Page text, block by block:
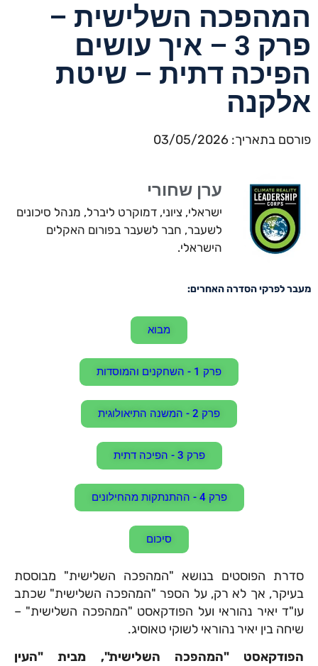
המהפכה השלישית –
פרק 3 – איך עושים
הפיכה דתית – שיטת
אלקנה
פורסם בתאריך: 03/05/2026
ערן שחורי
ישראלי, ציוני, דמוקרט ליברל, מנהל סיכונים
לשעבר, חבר לשעבר בפורום האקלים
הישראלי.
מעבר לפרקי הסדרה האחרים:
מבוא
פרק 1 - השחקנים והמוסדות
פרק 2 - המשנה התיאולוגית
פרק 3 - הפיכה דתית
פרק 4 - ההתנתקות מהחילונים
סיכום
סדרת הפוסטים בנושא "המהפכה השלישית" מבוססת
בעיקר, אך לא רק, על הספר "המהפכה השלישית" שכתב
עו"ד יאיר נהוראי ועל הפודקאסט "המהפכה השלישית" –
שיחה בין יאיר נהוראי לשוקי טאוסיג.
הפודקאסט "המהפכה השלישית", מבית "העין